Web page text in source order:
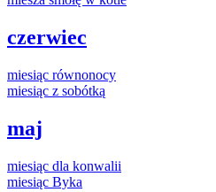
czerwiec
miesiąc równonocy
miesiąc z sobótką
maj
miesiąc dla konwalii
miesiąc Byka